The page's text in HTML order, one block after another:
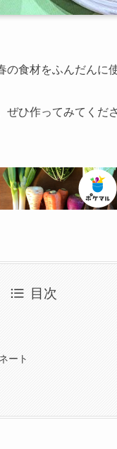
食材をふんだんに
ひ作ってみてくださ
目次
ート